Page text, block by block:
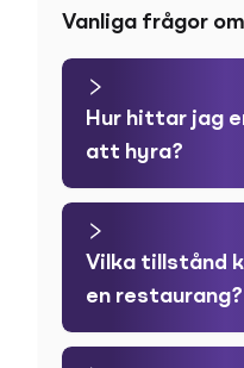
Vanliga frågor
Hur hittar jag
att hyra?
Vilka tillstånd
en restaurang?